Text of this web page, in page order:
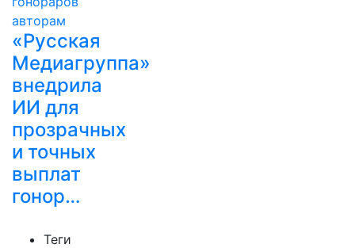
«Русская
Медиагруппа»
внедрила
ИИ для
прозрачных
и точных
выплат
гонор…
Теги